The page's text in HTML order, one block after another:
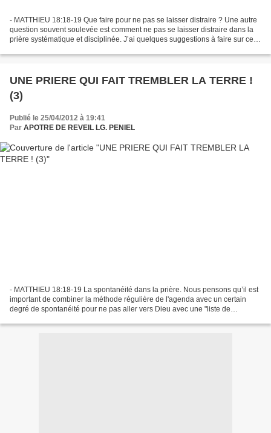
- MATTHIEU 18:18-19 Que faire pour ne pas se laisser distraire ? Une autre
question souvent soulevée est comment ne pas se laisser distraire dans la
prière systématique et disciplinée. J’ai quelques suggestions à faire sur ce
UNE PRIERE QUI FAIT TREMBLER LA TERRE !
(3)
Publié le 25/04/2012 à 19:41
Par APOTRE DE REVEIL LG. PENIEL
- MATTHIEU 18:18-19 La spontanéité dans la prière. Nous pensons qu’il est
important de combiner la méthode régulière de l'agenda avec un certain
degré de spontanéité pour ne pas aller vers Dieu avec une "liste de